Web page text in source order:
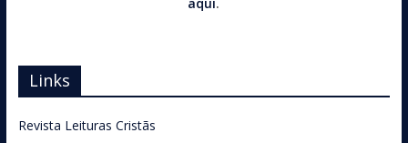
Links
Revista Leituras Cristãs